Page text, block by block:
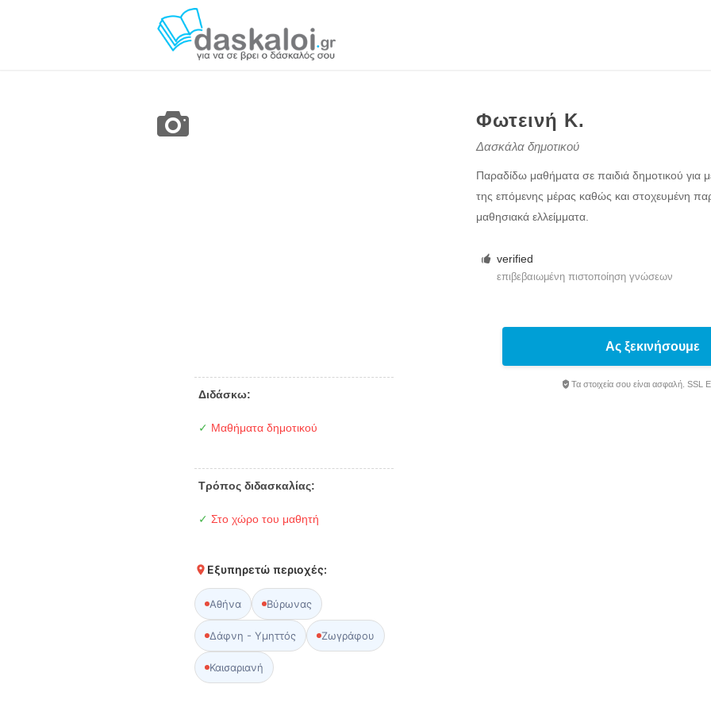
Φωτεινή Κ.
Δασκάλα δημοτικού
Παραδίδω μαθήματα σε παιδιά δημοτικού για
της επόμενης μέρας καθώς και στοχευμένη
μαθησιακά ελλείμματα.
verified
επιβεβαιωμένη πιστοποίηση γνώσεων
Διδάσκω:
✓ Μαθήματα δημοτικού
Τρόπος διδασκαλίας:
✓ Στο χώρο του μαθητή
Εξυπηρετώ περιοχές:
Αθήνα Βύρωνας
Δάφνη - Υμηττός Ζωγράφου
Καισαριανή
Ας ξεκινήσουμε
Τα στοιχεία σου είναι ασφαλή. SSL